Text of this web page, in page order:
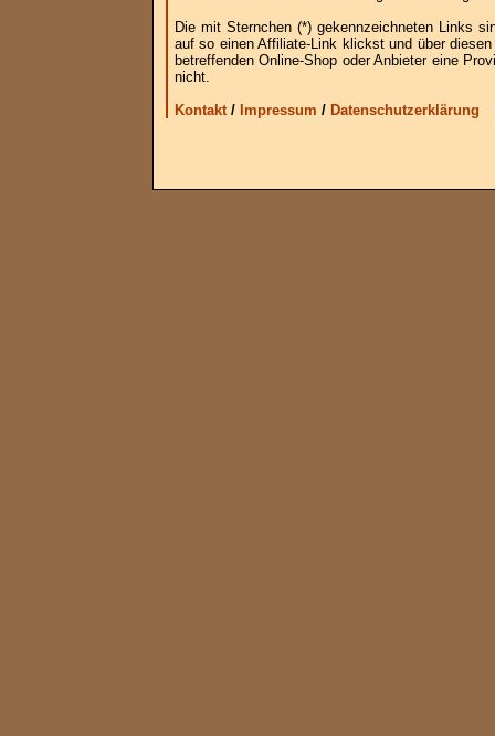
Die mit Sternchen (*) gekennzeichneten Links
auf so einen Affiliate-Link klickst und über
betreffenden Online-Shop oder Anbieter eine
nicht.
Kontakt/ Impressum / Datenschutzerklärung